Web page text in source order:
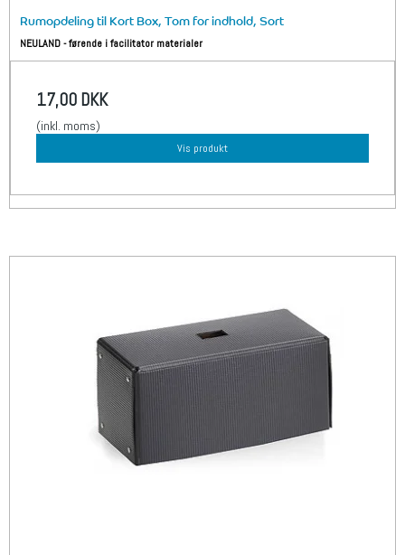
Rumopdeling til Kort Box, Tom for indhold, Sort
NEULAND - førende i facilitator materialer
17,00 DKK
(inkl. moms)
Vis produkt